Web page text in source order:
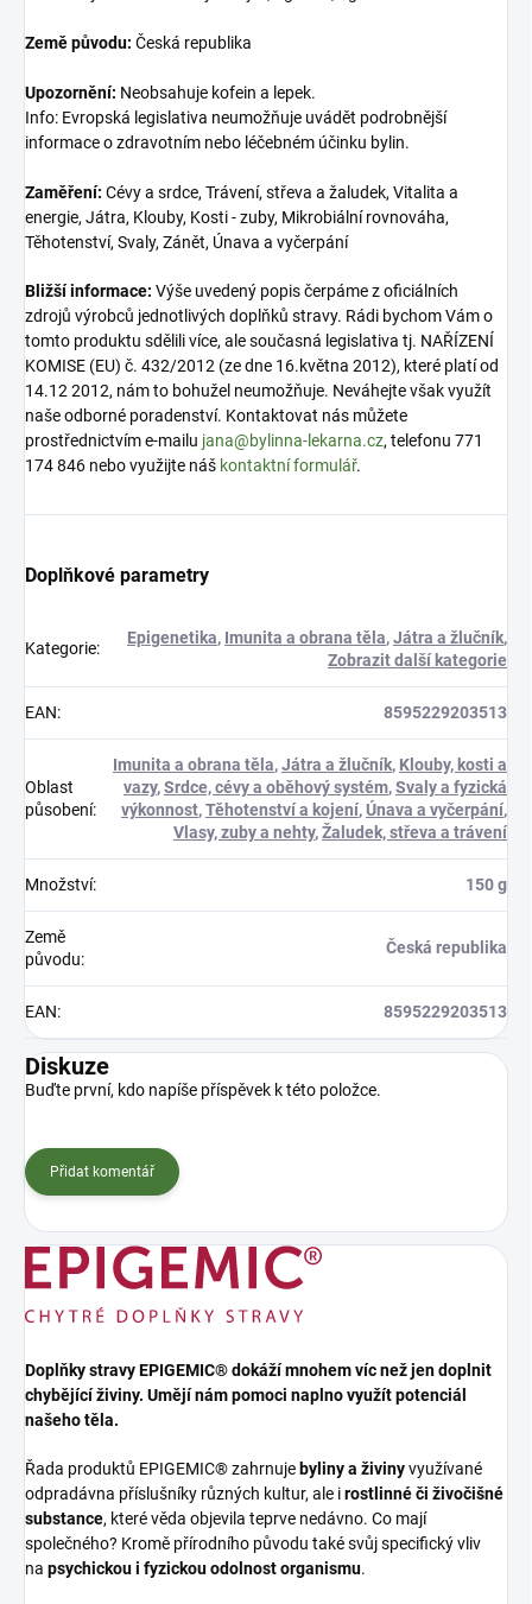
Země původu: Česká republika
Upozornění: Neobsahuje kofein a lepek.
Info: Evropská legislativa neumožňuje uvádět podrobnější
informace o zdravotním nebo léčebném účinku bylin.
Zaměření: Cévy a srdce, Trávení, střeva a žaludek, Vitalita a
energie, Játra, Klouby, Kosti - zuby, Mikrobiální rovnováha,
Těhotenství, Svaly, Zánět, Únava a vyčerpání
Bližší informace: Výše uvedený popis čerpáme z oficiálních
zdrojů výrobců jednotlivých doplňků stravy. Rádi bychom Vám o
tomto produktu sdělili více, ale současná legislativa tj. NAŘÍZENÍ
KOMISE (EU) č. 432/2012 (ze dne 16.května 2012), které platí od
14.12 2012, nám to bohužel neumožňuje. Neváhejte však využít
naše odborné poradenství. Kontaktovat nás můžete
prostřednictvím e-mailu jana@bylinna-lekarna.cz, telefonu 771
174 846 nebo využijte náš kontaktní formulář.
Doplňkové parametry
Kategorie:
Epigenetika, Imunita a obrana těla,Játra a žlučník,
Zobrazit další kategorie
EAN: 8595229203513
Oblast
působení:
Imunita a obrana těla,Játra a žlučník, Klouby, kosti a
vazy,Srdce, cévy a oběhový systém,Svaly a fyzická
výkonnost,Těhotenství a kojení,Únava a vyčerpání,
Vlasy, zuby a nehty,Žaludek, střeva a trávení
Množství: 150 g
Země
původu:
Česká republika
EAN: 8595229203513
Diskuze
Buďte první, kdo napíše příspěvek k této položce.
Přidat komentář
Doplňky stravy EPIGEMIC® dokáží mnohem víc než jen doplnit
chybějící živiny. Umějí nám pomoci naplno využít potenciál
našeho těla.
Řada produktů EPIGEMIC® zahrnuje byliny a živinyvyužívané
odpradávna příslušníky různých kultur, ale irostlinné či živočišné
substance, které věda objevila teprve nedávno. Co mají
společného? Kromě přírodního původu také svůj specifický vliv
na psychickou i fyzickou odolnost organismu.